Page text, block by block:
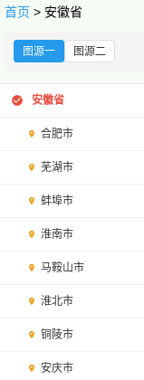
首页 > 安徽省
图源一 图源二
安徽省
合肥市
芜湖市
蚌埠市
淮南市
马鞍山市
淮北市
铜陵市
安庆市